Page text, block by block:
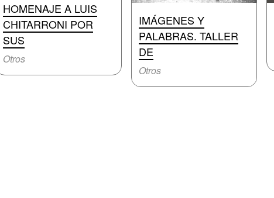
HOMENAJE A LUIS
CHITARRONI POR
SUS
Otros
IMÁGENES Y
PALABRAS. TALLER
DE
Otros